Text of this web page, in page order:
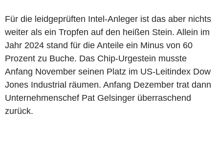
Für die leidgeprüften Intel-Anleger ist das aber nichts
weiter als ein Tropfen auf den heißen Stein. Allein im
Jahr 2024 stand für die Anteile ein Minus von 60
Prozent zu Buche. Das Chip-Urgestein musste
Anfang November seinen Platz im US-Leitindex Dow
Jones Industrial räumen. Anfang Dezember trat dann
Unternehmenschef Pat Gelsinger überraschend
zurück.